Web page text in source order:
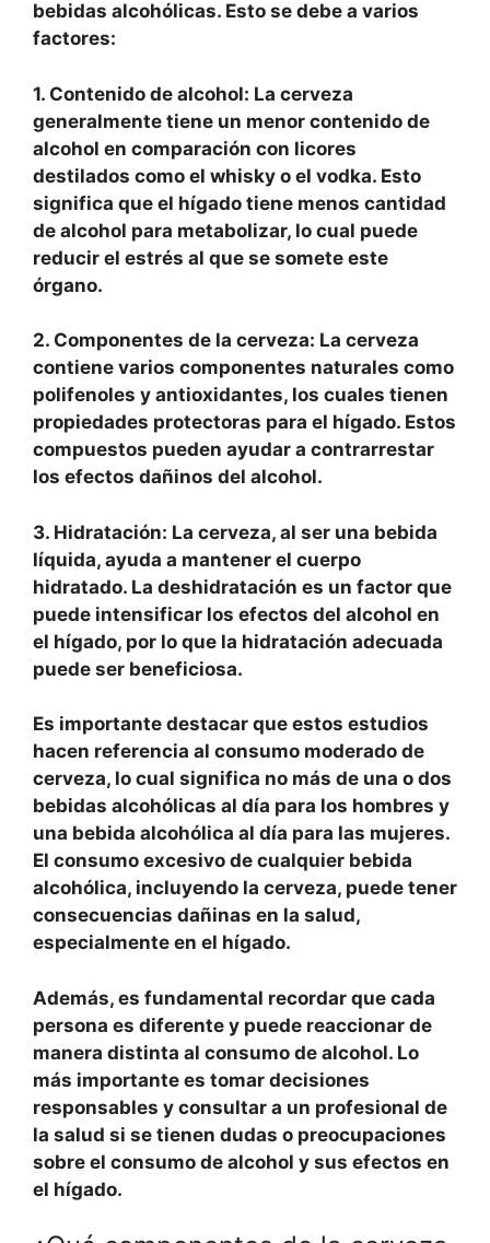
bebidas alcohólicas. Esto se debe a varios
factores:
1. Contenido de alcohol: La cerveza
generalmente tiene un menor contenido de
alcohol en comparación con licores
destilados como el whisky o el vodka. Esto
significa que el hígado tiene menos cantidad
de alcohol para metabolizar, lo cual puede
reducir el estrés al que se somete este
órgano.
2. Componentes de la cerveza: La cerveza
contiene varios componentes naturales como
polifenoles y antioxidantes, los cuales tienen
propiedades protectoras para el hígado. Estos
compuestos pueden ayudar a contrarrestar
los efectos dañinos del alcohol.
3. Hidratación: La cerveza, al ser una bebida
líquida, ayuda a mantener el cuerpo
hidratado. La deshidratación es un factor que
puede intensificar los efectos del alcohol en
el hígado, por lo que la hidratación adecuada
puede ser beneficiosa.
Es importante destacar que estos estudios
hacen referencia al consumo moderado de
cerveza, lo cual significa no más de una o dos
bebidas alcohólicas al día para los hombres y
una bebida alcohólica al día para las mujeres.
El consumo excesivo de cualquier bebida
alcohólica, incluyendo la cerveza, puede tener
consecuencias dañinas en la salud,
especialmente en el hígado.
Además, es fundamental recordar que cada
persona es diferente y puede reaccionar de
manera distinta al consumo de alcohol. Lo
más importante es tomar decisiones
responsables y consultar a un profesional de
la salud si se tienen dudas o preocupaciones
sobre el consumo de alcohol y sus efectos en
el hígado.